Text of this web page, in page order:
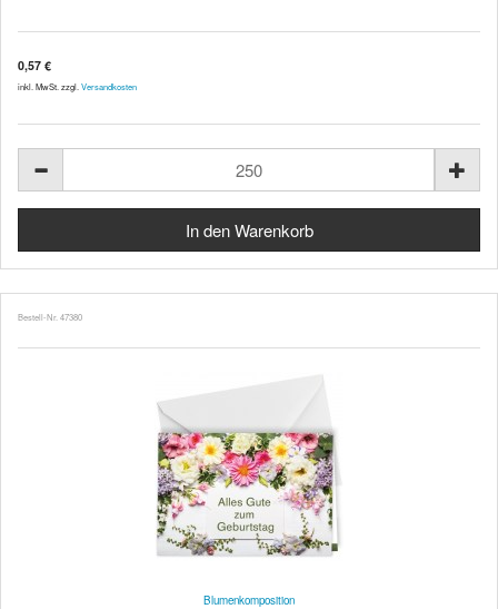
0,57 €
inkl. MwSt. zzgl. Versandkosten
Bestell-Nr. 47380
Blumenkomposition